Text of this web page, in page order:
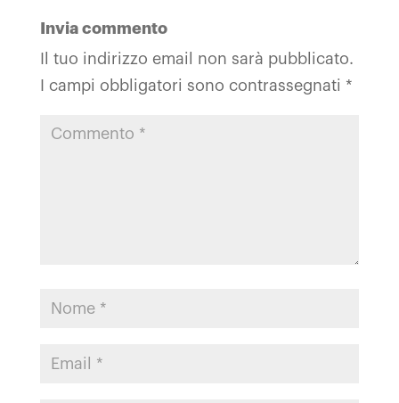
Invia commento
Il tuo indirizzo email non sarà pubblicato.
I campi obbligatori sono contrassegnati *